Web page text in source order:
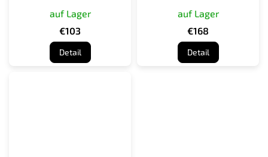
auf Lager
€103
Detail
auf Lager
€168
Detail